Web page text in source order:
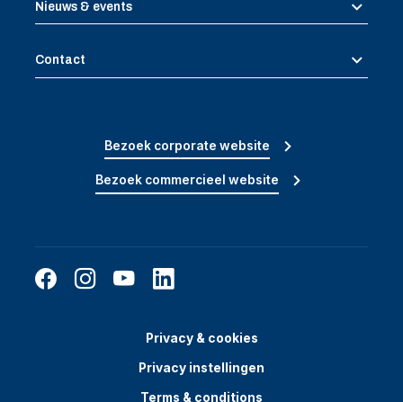
Nieuws & events
Contact
Bezoek corporate website
Bezoek commercieel website
Privacy & cookies
Privacy instellingen
Terms & conditions